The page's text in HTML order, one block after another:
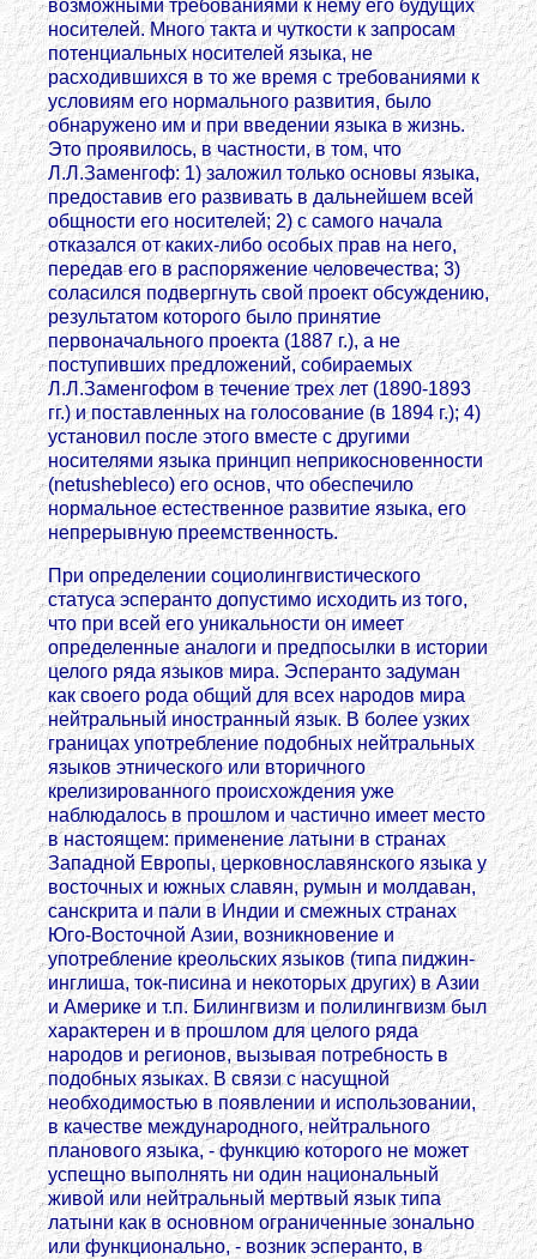
возможными требованиями к нему его будущих
носителей. Много такта и чуткости к запросам
потенциальных носителей языка, не
расходившихся в то же время с требованиями к
условиям его нормального развития, было
обнаружено им и при введении языка в жизнь.
Это проявилось, в частности, в том, что
Л.Л.Заменгоф: 1) заложил только основы языка,
предоставив его развивать в дальнейшем всей
общности его носителей; 2) с самого начала
отказался от каких-либо особых прав на него,
передав его в распоряжение человечества; 3)
соласился подвергнуть свой проект обсуждению,
результатом которого было принятие
первоначального проекта (1887 г.), а не
поступивших предложений, собираемых
Л.Л.Заменгофом в течение трех лет (1890-1893
гг.) и поставленных на голосование (в 1894 г.); 4)
установил после этого вместе с другими
носителями языка принцип неприкосновенности
(netushebleco) его основ, что обеспечило
нормальное естественное развитие языка, его
непрерывную преемственность.
При определении социолингвистического
статуса эсперанто допустимо исходить из того,
что при всей его уникальности он имеет
определенные аналоги и предпосылки в истории
целого ряда языков мира. Эсперанто задуман
как своего рода общий для всех народов мира
нейтральный иностранный язык. В более узких
границах употребление подобных нейтральных
языков этнического или вторичного
крелизированного происхождения уже
наблюдалось в прошлом и частично имеет место
в настоящем: применение латыни в странах
Западной Европы, церковнославянского языка у
восточных и южных славян, румын и молдаван,
санскрита и пали в Индии и смежных странах
Юго-Восточной Азии, возникновение и
употребление креольских языков (типа пиджин-
инглиша, ток-писина и некоторых других) в Азии
и Америке и т.п. Билингвизм и полилингвизм был
характерен и в прошлом для целого ряда
народов и регионов, вызывая потребность в
подобных языках. В связи с насущной
необходимостью в появлении и использовании,
в качестве международного, нейтрального
планового языка, - функцию которого не может
успещно выполнять ни один национальный
живой или нейтральный мертвый язык типа
латыни как в основном ограниченные зонально
или функционально, - возник эсперанто, в